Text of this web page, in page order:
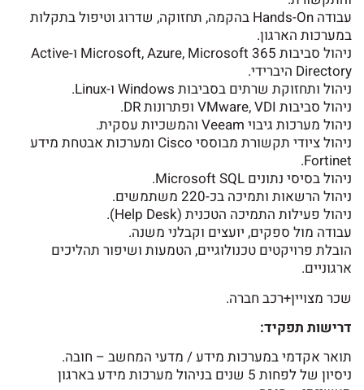
עבודה Hands-On בהקמה, תחזוקה, שדרוג וטיפול בתקלות
במערכות הארגון.
ניהול סביבות Microsoft, Azure, Microsoft 365 ו-Active
Directory היברידי.
ניהול ותחזוקת שרתים בסביבות Windows ו-Linux.
ניהול סביבות VMware, VDI ופתרונות DR.
ניהול מערכות גיבוי Veeam והמשכיות עסקית.
ניהול ציודי תקשורת מבוססי Cisco ומערכות אבטחת מידע
Fortinet.
ניהול בסיסי נתונים Microsoft SQL.
ניהול הרשאות ותמיכה בכ-220 משתמשים.
ניהול פעילות התמיכה הטכנית (Help Desk).
עבודה מול ספקים, יועצים וקבלני משנה.
הובלת פרויקטים טכנולוגיים, הטמעות ושיפור תהליכים
ארגוניים.
שכר מצויין+רכב חברה.
דרישות תפקיד:
תואר אקדמי במערכות מידע / מדעי המחשב – חובה.
ניסיון של לפחות 5 שנים בניהול מערכות מידע בארגון